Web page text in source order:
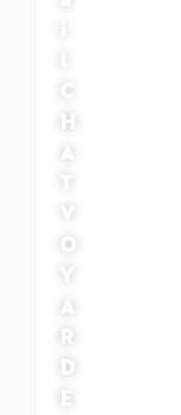
C
H
A
V
O
Y
A
R
D
E